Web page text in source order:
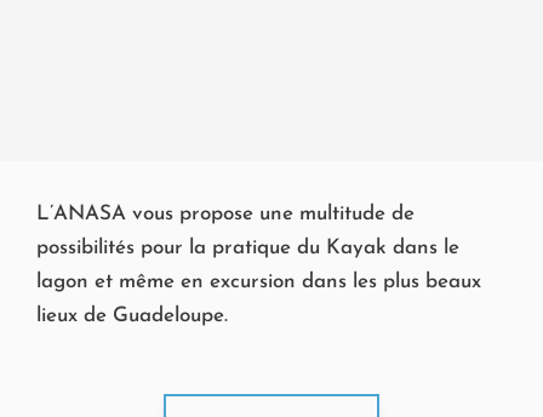
L’ANASA vous propose une multitude de
possibilités pour la pratique du Kayak dans le
lagon et même en excursion dans les plus beaux
lieux de Guadeloupe.